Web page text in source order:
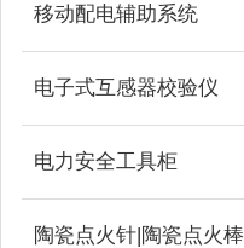
移动配电辅助系统
电子式互感器校验仪
电力安全工具柜
陶瓷点火针|陶瓷点火棒